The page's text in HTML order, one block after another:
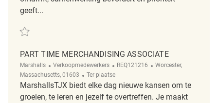
geeft...
Redden Sales Merchandising Associate REQ136664
PART TIME MERCHANDISING ASSOCIATE
Marshalls Categorie
Verkoopmedewerkers ReqId
REQ121216 Plaats
Worcester,
Massachusetts, 01603
Afgelegen
Ter plaatse
MarshallsTJX biedt elke dag nieuwe kansen om te
groeien, te leren en jezelf te overtreffen. Je maakt